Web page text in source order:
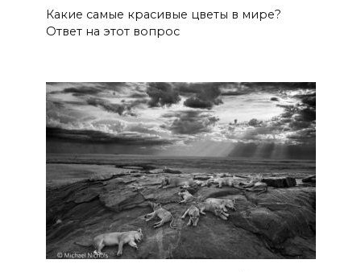
Какие самые красивые цветы в мире?
Ответ на этот вопрос